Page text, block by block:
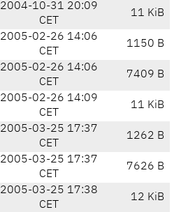
2004-10-31 20:09
CET
11 KiB
2005-02-26 14:06
CET
1150 B
2005-02-26 14:06
CET
7409 B
2005-02-26 14:09
CET
11 KiB
2005-03-25 17:37
CET
1262 B
2005-03-25 17:37
CET
7626 B
2005-03-25 17:38
CET
12 KiB